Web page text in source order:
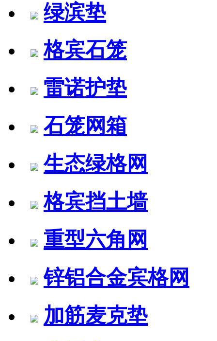
绿滨垫
格宾石笼
雷诺护垫
石笼网箱
生态绿格网
格宾挡土墙
重型六角网
锌铝合金宾格网
加筋麦克垫